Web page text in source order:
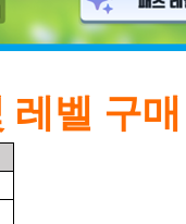
레벨 구